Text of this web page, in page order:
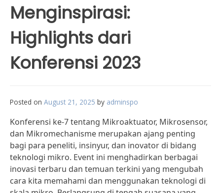
Menginspirasi:
Highlights dari
Konferensi 2023
Posted on August 21, 2025 by adminspo
Konferensi ke-7 tentang Mikroaktuator, Mikrosensor,
dan Mikromechanisme merupakan ajang penting
bagi para peneliti, insinyur, dan inovator di bidang
teknologi mikro. Event ini menghadirkan berbagai
inovasi terbaru dan temuan terkini yang mengubah
cara kita memahami dan menggunakan teknologi di